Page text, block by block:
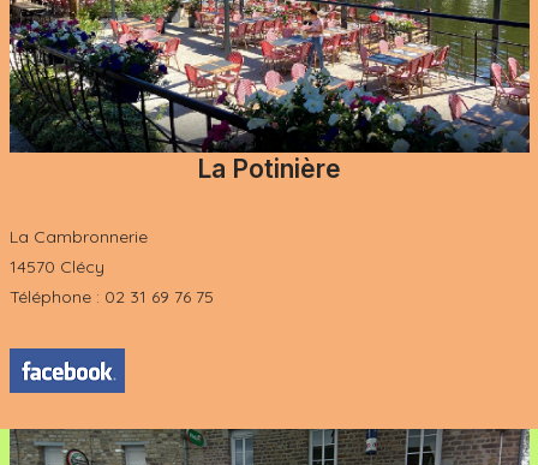
La Potinière
La Cambronnerie
14570 Clécy
Téléphone : 02 31 69 76 75